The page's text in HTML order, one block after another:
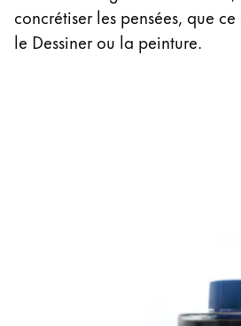
concrétiser les pensées, que
le Dessiner ou la peinture.